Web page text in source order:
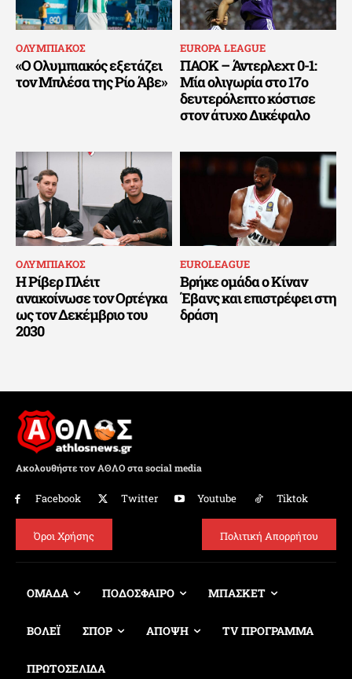
ΟΛΥΜΠΙΑΚΟΣ
«Ο Ολυμπιακός εξετάζει
τον Μπλέσα της Ρίο Άβε»
EUROPA LEAGUE
ΠΑΟΚ – Άντερλεχτ 0-1:
Μία ολιγωρία στο 17ο
δευτερόλεπτο κόστισε
στον άτυχο Δικέφαλο
ΟΛΥΜΠΙΑΚΟΣ
Η Ρίβερ Πλέιτ
ανακοίνωσε τον Ορτέγκα
ως τον Δεκέμβριο του
2030
EUROLEAGUE
Βρήκε ομάδα ο Κίναν
Έβανς και επιστρέφει στη
δράση
Ακολουθήστε τον ΑΘΛΟ στα social media
Facebook Twitter Youtube Tiktok
Όροι Χρήσης Πολιτική Απορρήτου
ΟΜΑΔΑ ΠΟΔΟΣΦΑΙΡΟ ΜΠΑΣΚΕΤ
ΒΟΛΕΪ ΣΠΟΡ ΑΠΟΨΗ TV ΠΡΟΓΡΑΜΜΑ
ΠΡΩΤΟΣΕΛΙΔΑ